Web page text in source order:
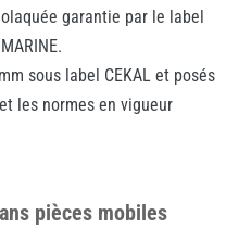
garantie par le label
sous label CEKAL et posés
les normes en vigueur
pièces mobiles